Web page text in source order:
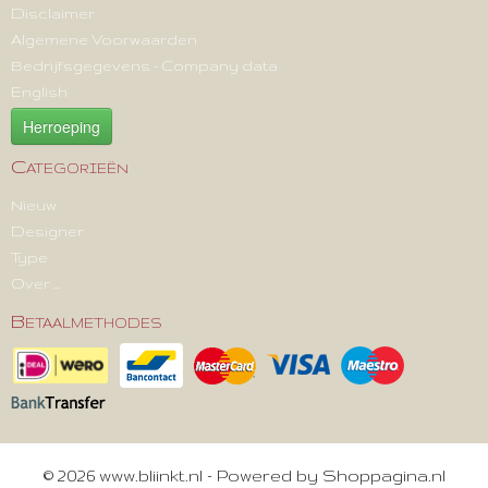
Disclaimer
Algemene Voorwaarden
Bedrijfsgegevens - Company data
English
Herroeping
Categorieën
Nieuw
Designer
Type
Over ...
Betaalmethodes
© 2026 www.bliinkt.nl - Powered by Shoppagina.nl